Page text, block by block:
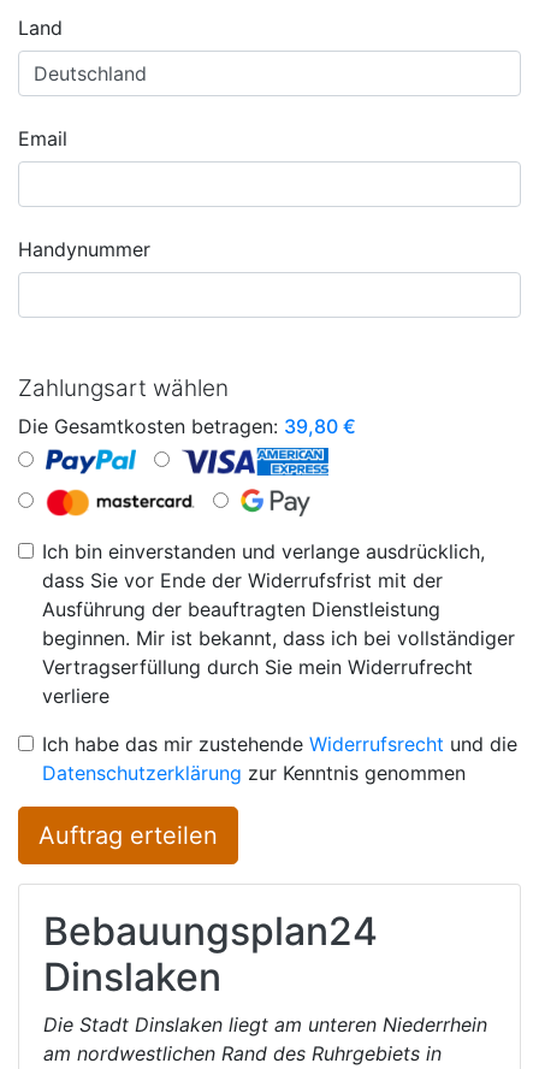
Land
Email
Handynummer
Zahlungsart wählen
Die Gesamtkosten betragen: 39,80 €
Ich bin einverstanden und verlange ausdrücklich,
dass Sie vor Ende der Widerrufsfrist mit der
Ausführung der beauftragten Dienstleistung
beginnen. Mir ist bekannt, dass ich bei vollständiger
Vertragserfüllung durch Sie mein Widerrufrecht
verliere
Ich habe das mir zustehende Widerrufsrecht und die
Datenschutzerklärung zur Kenntnis genommen
Auftrag erteilen
Bebauungsplan24
Dinslaken
Die Stadt Dinslaken liegt am unteren Niederrhein
am nordwestlichen Rand des Ruhrgebiets in